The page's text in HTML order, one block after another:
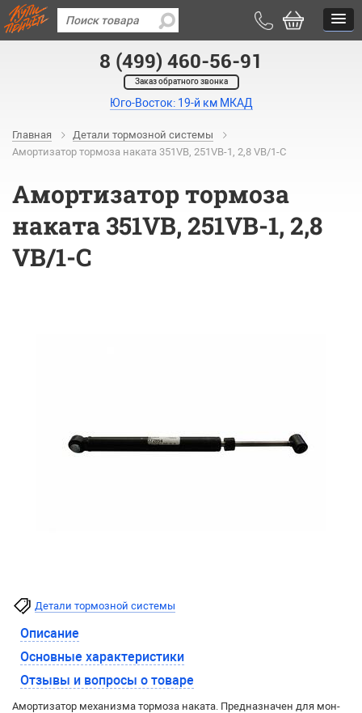
8 (499) 460-56-91
Заказ обратного звонка
Юго-Восток: 19-й км МКАД
Главная
Детали тормозной системы
Амортизатор тормоза наката 351VB, 251VB-1, 2,8 VB/1-C
Амортизатор тормоза
наката 351VB, 251VB-1, 2,8
VB/1-C
Детали тормозной системы
Описание
Основные характеристики
Отзывы и вопросы о товаре
Амор­ти­за­тор механизма тор­мо­за на­ка­та. Пред­на­зна­чен для мон­